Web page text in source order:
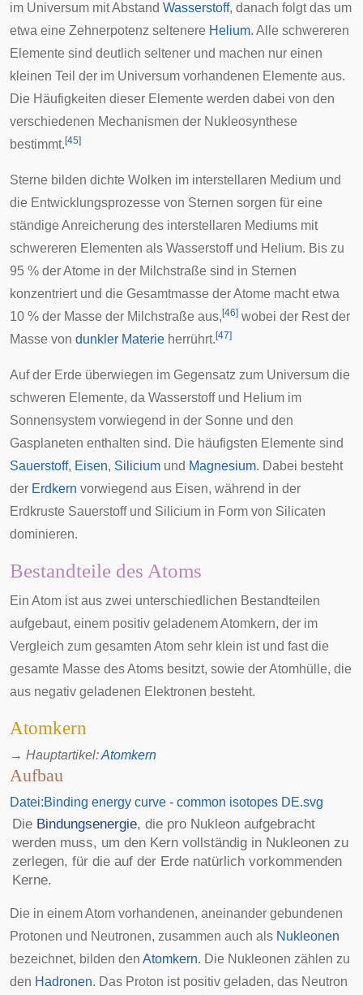
im Universum mit Abstand Wasserstoff, danach folgt das um
etwa eine Zehnerpotenz seltenere Helium. Alle schwereren
Elemente sind deutlich seltener und machen nur einen
kleinen Teil der im Universum vorhandenen Elemente aus.
Die Häufigkeiten dieser Elemente werden dabei von den
verschiedenen Mechanismen der Nukleosynthese
bestimmt. [45]
Sterne bilden dichte Wolken im interstellaren Medium und
die Entwicklungsprozesse von Sternen sorgen für eine
ständige Anreicherung des interstellaren Mediums mit
schwereren Elementen als Wasserstoff und Helium. Bis zu
95 % der Atome in der Milchstraße sind in Sternen
konzentriert und die Gesamtmasse der Atome macht etwa
10 % der Masse der Milchstraße aus, [46] wobei der Rest der
Masse von dunkler Materie herrührt. [47]
Auf der Erde überwiegen im Gegensatz zum Universum die
schweren Elemente, da Wasserstoff und Helium im
Sonnensystem vorwiegend in der Sonne und den
Gasplaneten enthalten sind. Die häufigsten Elemente sind
Sauerstoff, Eisen, Silicium und Magnesium. Dabei besteht
der Erdkern vorwiegend aus Eisen, während in der
Erdkruste Sauerstoff und Silicium in Form von Silicaten
dominieren.
Bestandteile des Atoms
Ein Atom ist aus zwei unterschiedlichen Bestandteilen
aufgebaut, einem positiv geladenem Atomkern, der im
Vergleich zum gesamten Atom sehr klein ist und fast die
gesamte Masse des Atoms besitzt, sowie der Atomhülle, die
aus negativ geladenen Elektronen besteht.
Atomkern
→ Hauptartikel:Atomkern
Aufbau
Datei:Binding energy curve - common isotopes DE.svg
Die Bindungsenergie, die pro Nukleon aufgebracht
werden muss, um den Kern vollständig in Nukleonen zu
zerlegen, für die auf der Erde natürlich vorkommenden
Kerne.
Die in einem Atom vorhandenen, aneinander gebundenen
Protonen und Neutronen, zusammen auch als Nukleonen
bezeichnet, bilden den Atomkern. Die Nukleonen zählen zu
den Hadronen. Das Proton ist positiv geladen, das Neutron